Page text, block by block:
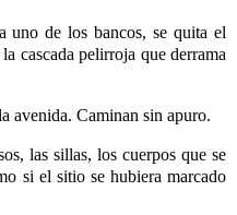
uno de los bancos, se quita el
cascada pelirroja que derrama
avenida. Caminan sin apuro.
las sillas, los cuerpos que se
si el sitio se hubiera marcado